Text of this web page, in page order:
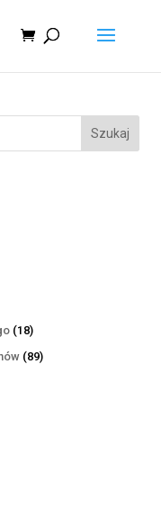
Szukaj
1818
produktów
8989